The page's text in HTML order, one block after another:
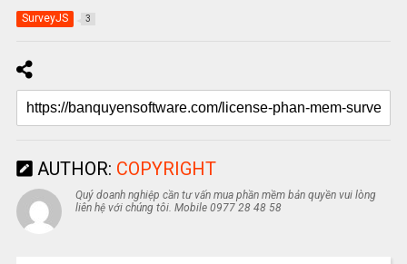
SurveyJS 3
AUTHOR: COPYRIGHT
Quý doanh nghiệp cần tư vấn mua phần mềm bản quyền vui lòng
liên hệ với chúng tôi. Mobile 0977 28 48 58